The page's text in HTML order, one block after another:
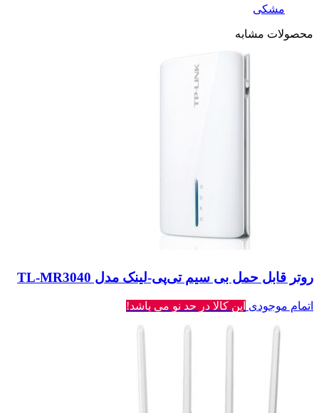
مشکی
محصولات مشابه
روتر قابل حمل بی سیم تی‌پی-لینک مدل TL-MR3040
اتمام موجودی این کالا در حد نو می باشد!